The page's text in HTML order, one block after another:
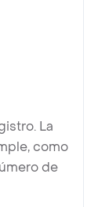
La
como
de